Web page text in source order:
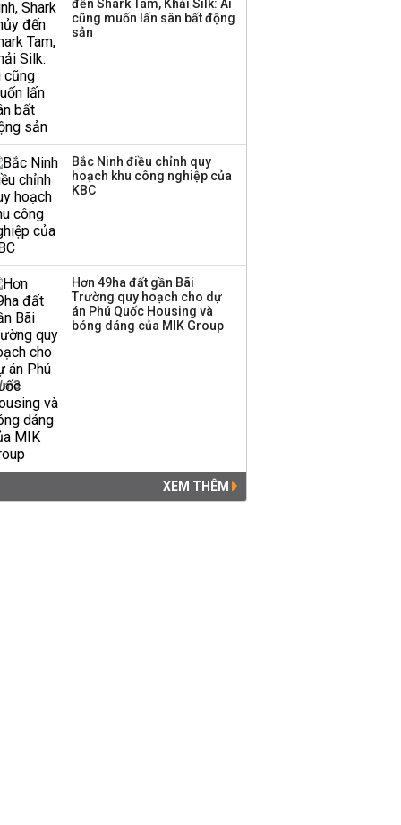
Thị trường thường
đến Shark Tam, Khải Silk: Ai
cũng muốn lấn sân bất động
sản
Bắc Ninh điều chỉnh quy
hoạch khu công nghiệp của
KBC
Hơn 49ha đất gần Bãi
Trường quy hoạch cho dự
án Phú Quốc Housing và
bóng dáng của MIK Group
XEM THÊM